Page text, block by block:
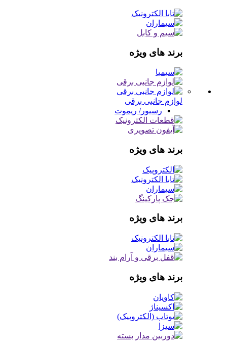
برند های ویژه
لوازم جانبی برقی
رسیور/ ریموت
برند های ویژه
برند های ویژه
برند های ویژه